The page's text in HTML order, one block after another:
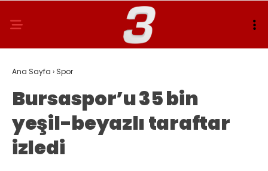
Ana Sayfa › Spor
Bursaspor’u 35 bin
yeşil-beyazlı taraftar
izledi